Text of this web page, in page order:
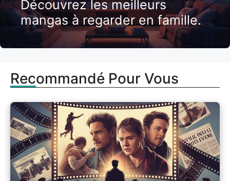
Découvrez les meilleurs
mangas à regarder en famille.
Recommandé Pour Vous